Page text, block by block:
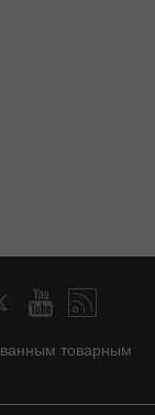
товарным